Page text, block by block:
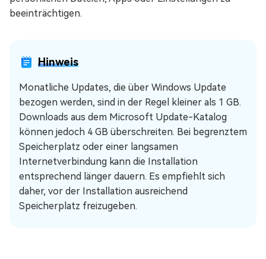
beeinträchtigen.
Hinweis
Monatliche Updates, die über Windows Update
bezogen werden, sind in der Regel kleiner als 1 GB.
Downloads aus dem Microsoft Update-Katalog
können jedoch 4 GB überschreiten. Bei begrenztem
Speicherplatz oder einer langsamen
Internetverbindung kann die Installation
entsprechend länger dauern. Es empfiehlt sich
daher, vor der Installation ausreichend
Speicherplatz freizugeben.